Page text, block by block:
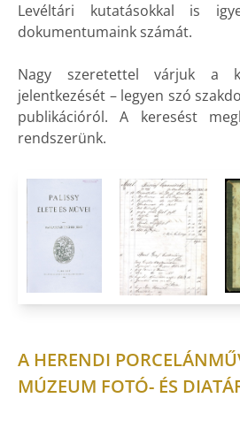
Levéltári kutatásokkal is
dokumentumaink számát.
Nagy szeretettel várjuk a
jelentkezését – legyen szó
publikációról. A keresést
rendszerünk.
A HERENDI
MÚZEUM FOTÓ- ÉS